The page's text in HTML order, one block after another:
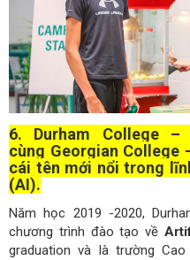
6. Durham College
cùng Georgian College
cái tên mới nổi trong
(AI).
Năm học 2019 -2020,
chương trình đào tạo về
graduation và là trường